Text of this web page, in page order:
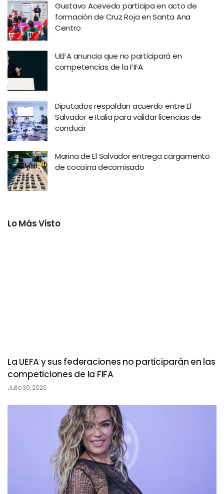
Gustavo Acevedo participa en acto de
formación de Cruz Roja en Santa Ana
Centro
UEFA anuncia que no participará en
competencias de la FIFA
Diputados respaldan acuerdo entre El
Salvador e Italia para validar licencias de
conducir
Marina de El Salvador entrega cargamento
de cocaína decomisado
Lo Más Visto
La UEFA y sus federaciones no participarán en las
competiciones de la FIFA
Julio 30, 2026